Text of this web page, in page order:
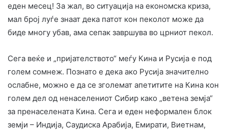
еден месец! За жал, во ситуација на економска криза,
мал број луѓе знаат дека патот кон пеколот може да
биде многу убав, ама сепак завршува во црниот пекол.
Сега веќе и „пријателството“ меѓу Кина и Русија е под
голем сомнеж. Познато е дека ако Русија значително
ослабне, можно е да се зголемат апетитите на Кина кон
голем дел од ненаселениот Сибир како „ветена земја“
за пренаселената Кина. Сега и еден неформален блок
земји – Индија, Саудиска Арабија, Емирати, Виетнам,